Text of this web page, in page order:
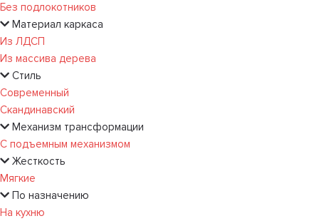
Без подлокотников
Материал каркаса
Из ЛДСП
Из массива дерева
Стиль
Современный
Скандинавский
Механизм трансформации
С подъемным механизмом
Жесткость
Мягкие
По назначению
На кухню